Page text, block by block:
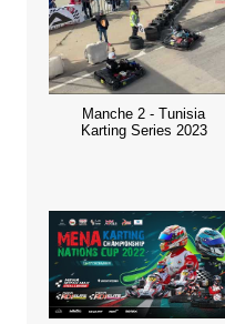
Manche 2 - Tunisia
Karting Series 2023